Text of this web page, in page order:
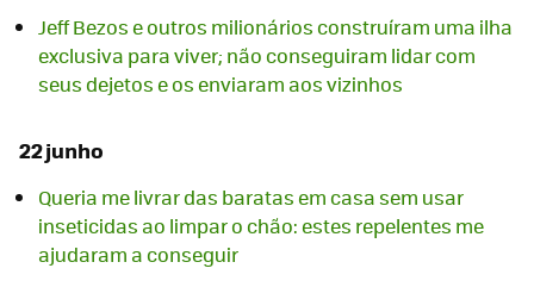
Jeff Bezos e outros milionários construíram uma ilha
exclusiva para viver; não conseguiram lidar com
seus dejetos e os enviaram aos vizinhos
22 junho
Queria me livrar das baratas em casa sem usar
inseticidas ao limpar o chão: estes repelentes me
ajudaram a conseguir